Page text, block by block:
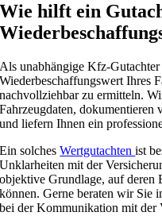
Wie hilft ein
Als unabhängige Kfz-
Wiederbeschaffungswert Ihres
nachvollziehbar zu ermitteln.
Fahrzeugdaten, dokumentieren
und liefern Ihnen ein
Ein solchesWertgutachtenist
Unklarheiten mit der
objektive Grundlage, auf deren
können. Gerne beraten wir Sie
bei der Kommunikation mit der